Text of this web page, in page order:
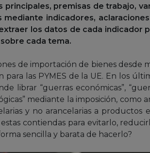
premisas de trabajo,
mediante indicadores,
los datos de cada indicador
cada tema.
de importación de bienes desde
las PYMES de la UE. En los
librar “guerras económicas”,
mediante la imposición,
y no arancelarias a productos
contiendas para evitarlo,
sencilla y barata de hacerlo?